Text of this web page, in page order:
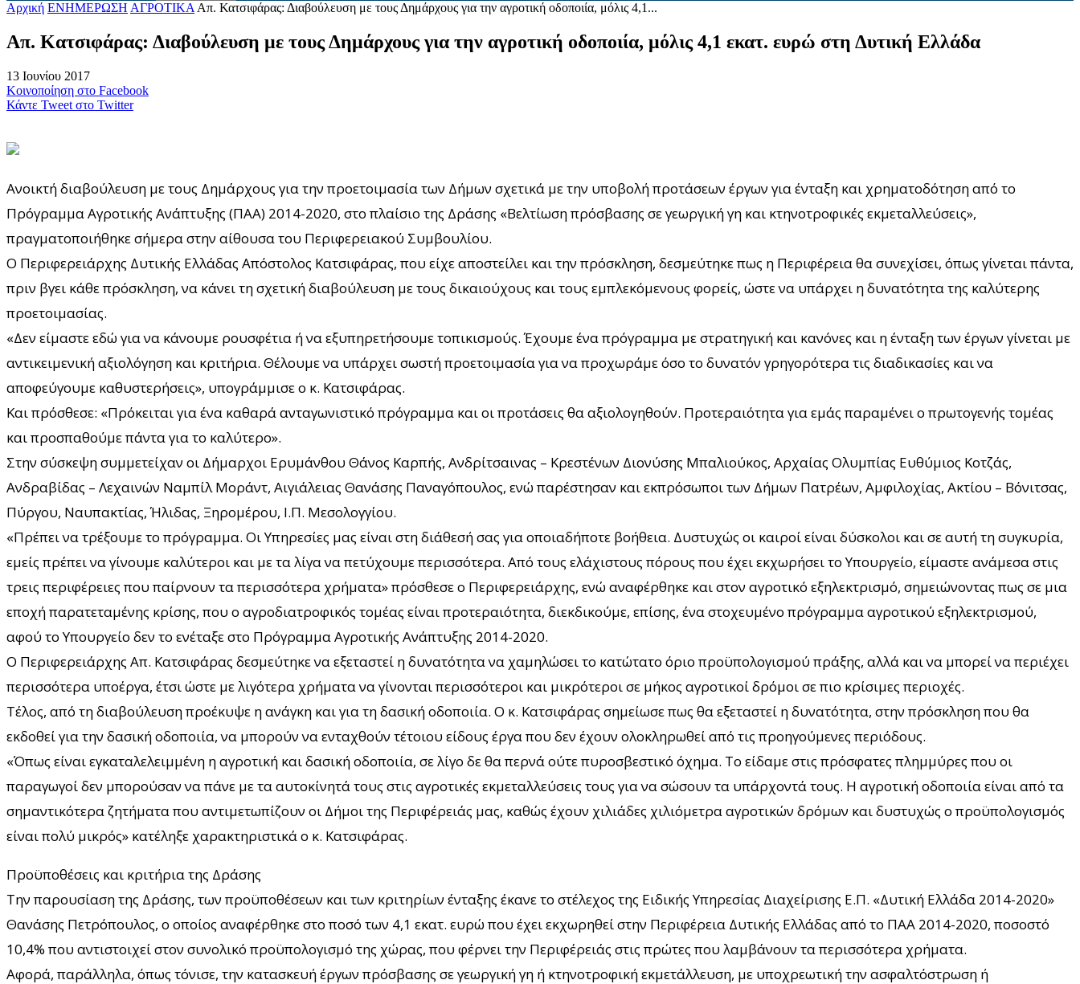
Αρχική ΕΝΗΜΕΡΩΣΗ ΑΓΡΟΤΙΚΑ Απ. Κατσιφάρας: Διαβούλευση με τους Δημάρχους για την αγροτική οδοποιία, μόλις 4,1...
Απ. Κατσιφάρας: Διαβούλευση με τους Δημάρχους για την αγροτική οδοποιία, μόλις 4,1 εκατ. ευρώ στη Δυτική Ελλάδα
13 Ιουνίου 2017
Κοινοποίηση στο Facebook
Κάντε Tweet στο Twitter
Ανοικτή διαβούλευση με τους Δημάρχους για την προετοιμασία των Δήμων σχετικά με την υποβολή προτάσεων έργων για ένταξη και χρηματοδότηση από το
Πρόγραμμα Αγροτικής Ανάπτυξης (ΠΑΑ) 2014-2020, στο πλαίσιο της Δράσης «Βελτίωση πρόσβασης σε γεωργική γη και κτηνοτροφικές εκμεταλλεύσεις»,
πραγματοποιήθηκε σήμερα στην αίθουσα του Περιφερειακού Συμβουλίου.
Ο Περιφερειάρχης Δυτικής Ελλάδας Απόστολος Κατσιφάρας, που είχε αποστείλει και την πρόσκληση, δεσμεύτηκε πως η Περιφέρεια θα συνεχίσει, όπως γίνεται πάντα,
πριν βγει κάθε πρόσκληση, να κάνει τη σχετική διαβούλευση με τους δικαιούχους και τους εμπλεκόμενους φορείς, ώστε να υπάρχει η δυνατότητα της καλύτερης
προετοιμασίας.
«Δεν είμαστε εδώ για να κάνουμε ρουσφέτια ή να εξυπηρετήσουμε τοπικισμούς. Έχουμε ένα πρόγραμμα με στρατηγική και κανόνες και η ένταξη των έργων γίνεται με
αντικειμενική αξιολόγηση και κριτήρια. Θέλουμε να υπάρχει σωστή προετοιμασία για να προχωράμε όσο το δυνατόν γρηγορότερα τις διαδικασίες και να
αποφεύγουμε καθυστερήσεις», υπογράμμισε ο κ. Κατσιφάρας.
Και πρόσθεσε: «Πρόκειται για ένα καθαρά ανταγωνιστικό πρόγραμμα και οι προτάσεις θα αξιολογηθούν. Προτεραιότητα για εμάς παραμένει ο πρωτογενής τομέας
και προσπαθούμε πάντα για το καλύτερο».
Στην σύσκεψη συμμετείχαν οι Δήμαρχοι Ερυμάνθου Θάνος Καρπής, Ανδρίτσαινας – Κρεστένων Διονύσης Μπαλιούκος, Αρχαίας Ολυμπίας Ευθύμιος Κοτζάς,
Ανδραβίδας – Λεχαινών Ναμπίλ Μοράντ, Αιγιάλειας Θανάσης Παναγόπουλος, ενώ παρέστησαν και εκπρόσωποι των Δήμων Πατρέων, Αμφιλοχίας, Ακτίου – Βόνιτσας,
Πύργου, Ναυπακτίας, Ήλιδας, Ξηρομέρου, Ι.Π. Μεσολογγίου.
«Πρέπει να τρέξουμε το πρόγραμμα. Οι Υπηρεσίες μας είναι στη διάθεσή σας για οποιαδήποτε βοήθεια. Δυστυχώς οι καιροί είναι δύσκολοι και σε αυτή τη συγκυρία,
εμείς πρέπει να γίνουμε καλύτεροι και με τα λίγα να πετύχουμε περισσότερα. Από τους ελάχιστους πόρους που έχει εκχωρήσει το Υπουργείο, είμαστε ανάμεσα στις
τρεις περιφέρειες που παίρνουν τα περισσότερα χρήματα» πρόσθεσε ο Περιφερειάρχης, ενώ αναφέρθηκε και στον αγροτικό εξηλεκτρισμό, σημειώνοντας πως σε μια
εποχή παρατεταμένης κρίσης, που ο αγροδιατροφικός τομέας είναι προτεραιότητα, διεκδικούμε, επίσης, ένα στοχευμένο πρόγραμμα αγροτικού εξηλεκτρισμού,
αφού το Υπουργείο δεν το ενέταξε στο Πρόγραμμα Αγροτικής Ανάπτυξης 2014-2020.
Ο Περιφερειάρχης Απ. Κατσιφάρας δεσμεύτηκε να εξεταστεί η δυνατότητα να χαμηλώσει το κατώτατο όριο προϋπολογισμού πράξης, αλλά και να μπορεί να περιέχει
περισσότερα υποέργα, έτσι ώστε με λιγότερα χρήματα να γίνονται περισσότεροι και μικρότεροι σε μήκος αγροτικοί δρόμοι σε πιο κρίσιμες περιοχές.
Τέλος, από τη διαβούλευση προέκυψε η ανάγκη και για τη δασική οδοποιία. Ο κ. Κατσιφάρας σημείωσε πως θα εξεταστεί η δυνατότητα, στην πρόσκληση που θα
εκδοθεί για την δασική οδοποιία, να μπορούν να ενταχθούν τέτοιου είδους έργα που δεν έχουν ολοκληρωθεί από τις προηγούμενες περιόδους.
«Όπως είναι εγκαταλελειμμένη η αγροτική και δασική οδοποιία, σε λίγο δε θα περνά ούτε πυροσβεστικό όχημα. Το είδαμε στις πρόσφατες πλημμύρες που οι
παραγωγοί δεν μπορούσαν να πάνε με τα αυτοκίνητά τους στις αγροτικές εκμεταλλεύσεις τους για να σώσουν τα υπάρχοντά τους. Η αγροτική οδοποιία είναι από τα
σημαντικότερα ζητήματα που αντιμετωπίζουν οι Δήμοι της Περιφέρειάς μας, καθώς έχουν χιλιάδες χιλιόμετρα αγροτικών δρόμων και δυστυχώς ο προϋπολογισμός
είναι πολύ μικρός» κατέληξε χαρακτηριστικά ο κ. Κατσιφάρας.
Προϋποθέσεις και κριτήρια της Δράσης
Την παρουσίαση της Δράσης, των προϋποθέσεων και των κριτηρίων ένταξης έκανε το στέλεχος της Ειδικής Υπηρεσίας Διαχείρισης Ε.Π. «Δυτική Ελλάδα 2014-2020»
Θανάσης Πετρόπουλος, ο οποίος αναφέρθηκε στο ποσό των 4,1 εκατ. ευρώ που έχει εκχωρηθεί στην Περιφέρεια Δυτικής Ελλάδας από το ΠΑΑ 2014-2020, ποσοστό
10,4% που αντιστοιχεί στον συνολικό προϋπολογισμό της χώρας, που φέρνει την Περιφέρειάς στις πρώτες που λαμβάνουν τα περισσότερα χρήματα.
Αφορά, παράλληλα, όπως τόνισε, την κατασκευή έργων πρόσβασης σε γεωργική γη ή κτηνοτροφική εκμετάλλευση, με υποχρεωτική την ασφαλτόστρωση ή